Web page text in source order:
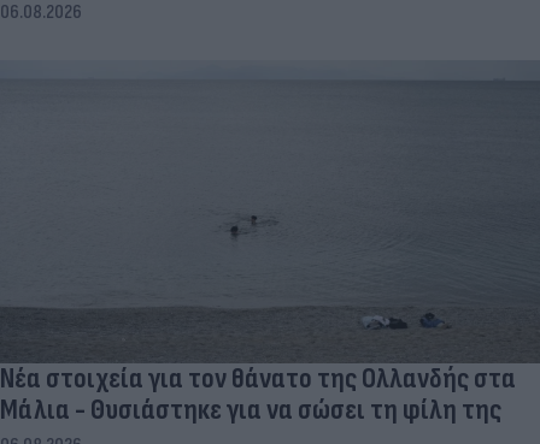
06.08.2026
Νέα στοιχεία για τον θάνατο της Ολλανδής στα
Μάλια - Θυσιάστηκε για να σώσει τη φίλη της